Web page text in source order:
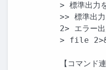
> 標準出力
>> 標準出
2> エラー出
> file
【コマンド連